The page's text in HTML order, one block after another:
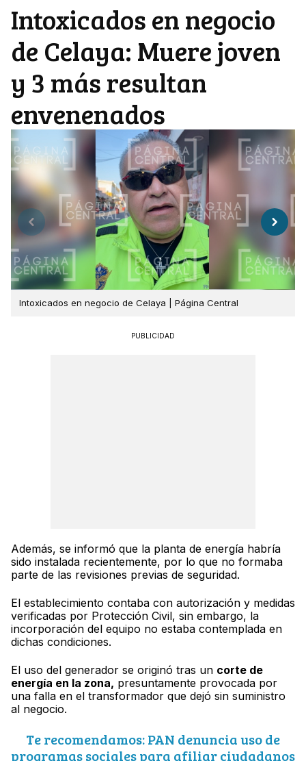
Intoxicados en negocio
de Celaya: Muere joven
y 3 más resultan
envenenados
Intoxicados en negocio de Celaya | Página Central
PUBLICIDAD
Además, se informó que la planta de energía habría
sido instalada recientemente, por lo que no formaba
parte de las revisiones previas de seguridad.
El establecimiento contaba con autorización y medidas
verificadas por Protección Civil, sin embargo, la
incorporación del equipo no estaba contemplada en
dichas condiciones.
El uso del generador se originó tras un corte de
energía en la zona, presuntamente provocada por
una falla en el transformador que dejó sin suministro
al negocio.
Te recomendamos: PAN denuncia uso de
programas sociales para afiliar ciudadanos